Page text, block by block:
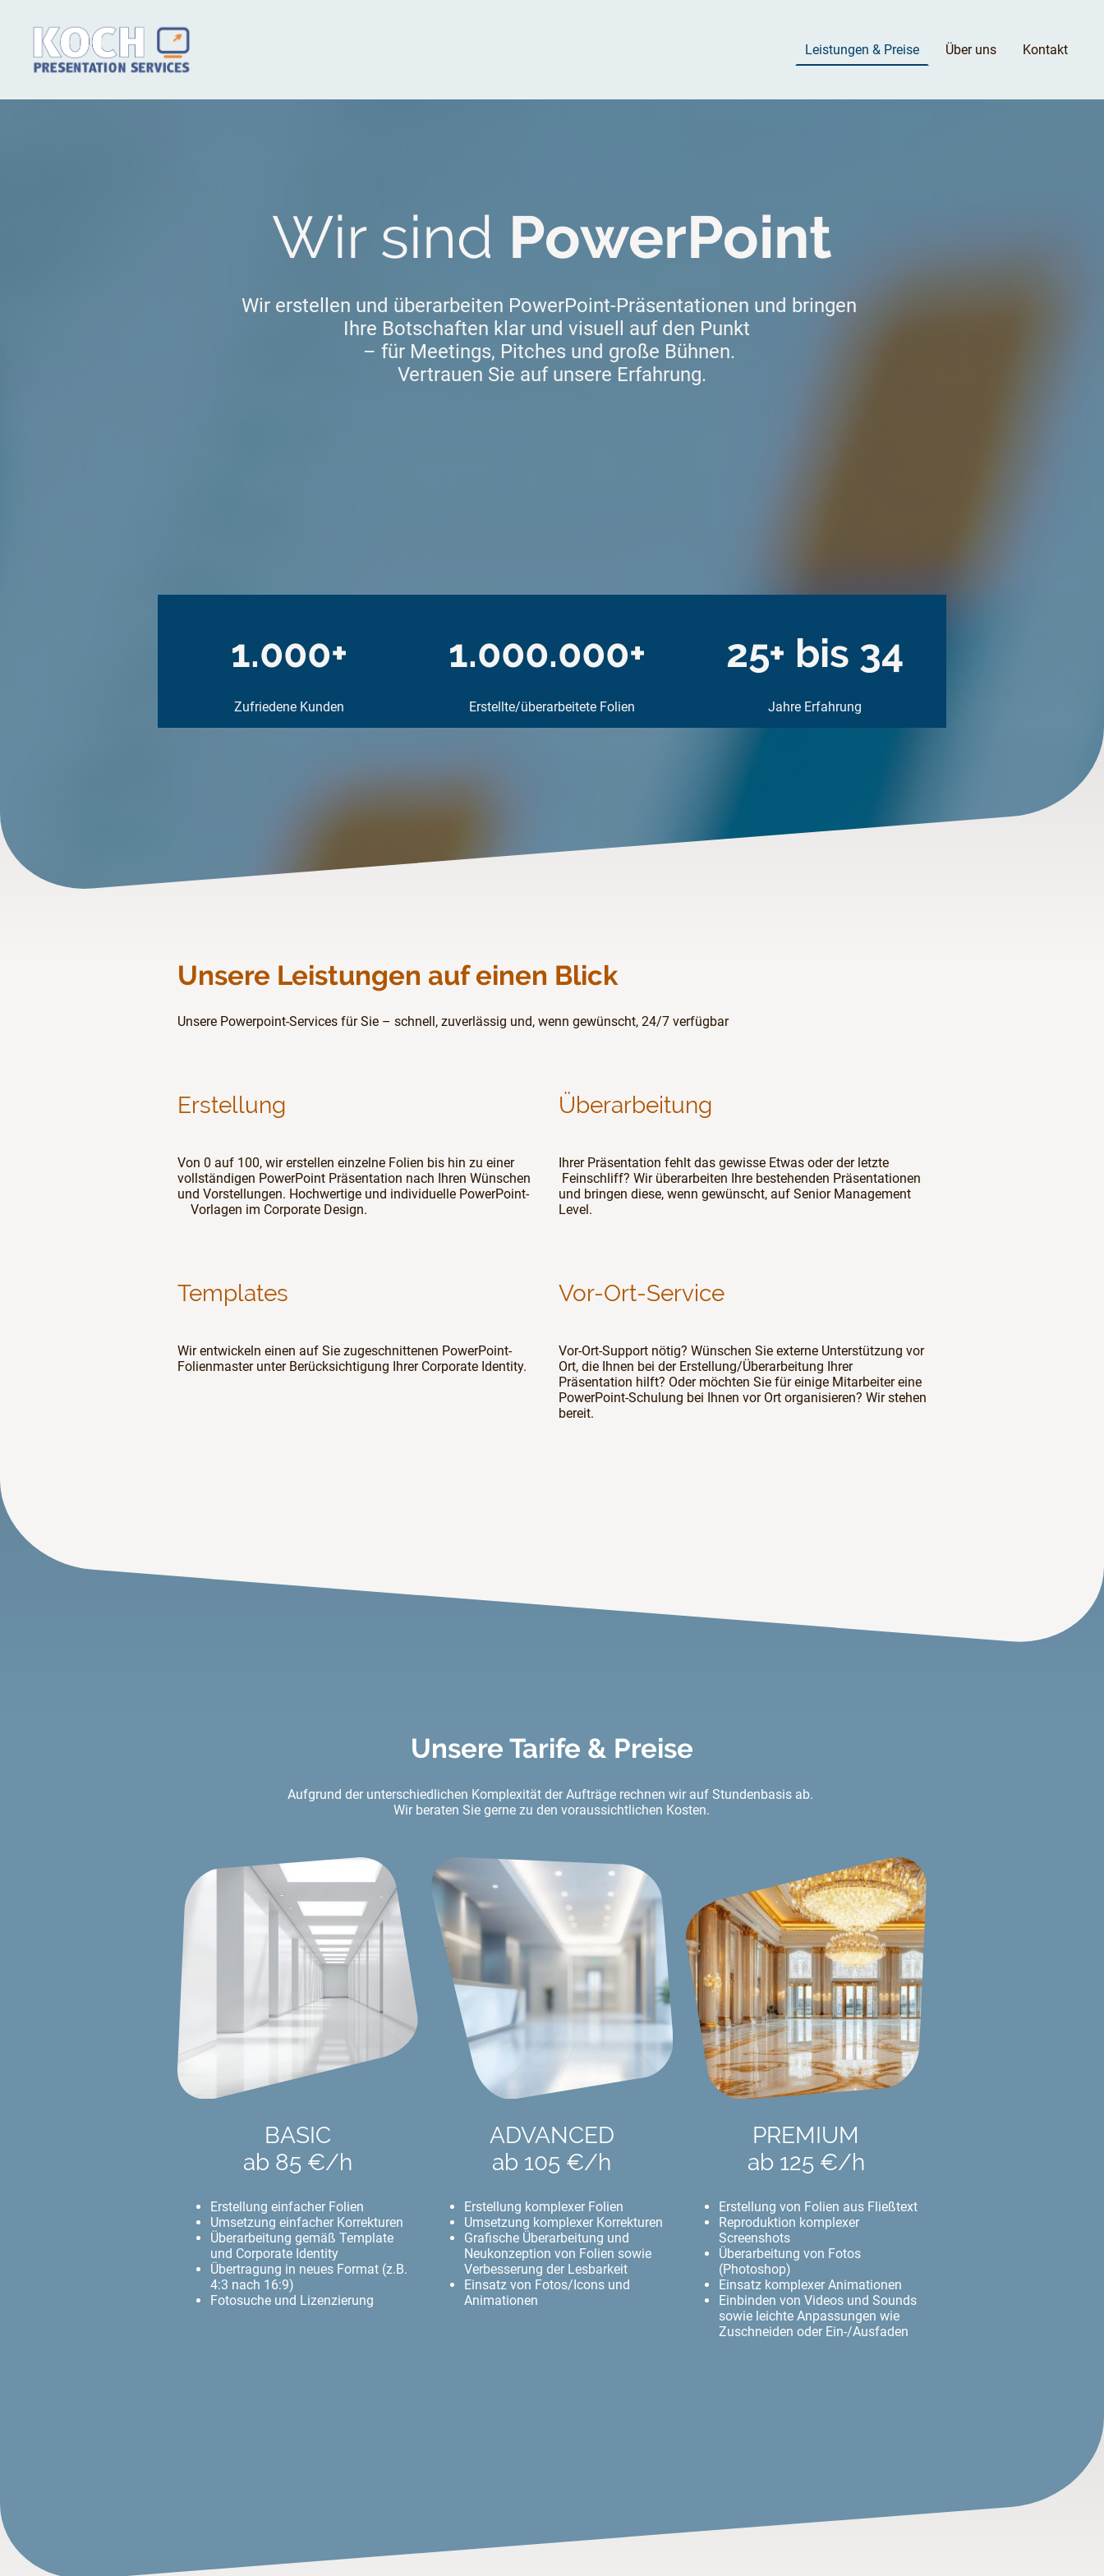
Leistungen & Preise Über uns Kontakt
Wir sind PowerPoint
Wir erstellen und überarbeiten PowerPoint-Präsentationen und bringen
Ihre Botschaften klar und visuell auf den Punkt
– für Meetings, Pitches und große Bühnen.
Vertrauen Sie auf unsere Erfahrung.
1.000+
Zufriedene Kunden
1.000.000+
Erstellte/überarbeitete Folien
25+ bis 34
Jahre Erfahrung
Unsere Leistungen auf einen Blick
Unsere Powerpoint-Services für Sie – schnell, zuverlässig und, wenn gewünscht, 24/7 verfügbar
Erstellung
Von 0 auf 100, wir erstellen einzelne Folien bis hin zu einer
vollständigen PowerPoint Präsentation nach Ihren Wünschen
und Vorstellungen. Hochwertige und individuelle PowerPoint-
Vorlagen im Corporate Design.
Überarbeitung
Ihrer Präsentation fehlt das gewisse Etwas oder der letzte
Feinschliff? Wir überarbeiten Ihre bestehenden Präsentationen
und bringen diese, wenn gewünscht, auf Senior Management
Level.
Templates
Wir entwickeln einen auf Sie zugeschnittenen PowerPoint-
Folienmaster unter Berücksichtigung Ihrer Corporate Identity.
Vor-Ort-Service
Vor-Ort-Support nötig? Wünschen Sie externe Unterstützung vor
Ort, die Ihnen bei der Erstellung/Überarbeitung Ihrer
Präsentation hilft? Oder möchten Sie für einige Mitarbeiter eine
PowerPoint-Schulung bei Ihnen vor Ort organisieren? Wir stehen
bereit.
Unsere Tarife & Preise
Aufgrund der unterschiedlichen Komplexität der Aufträge rechnen wir auf Stundenbasis ab.
Wir beraten Sie gerne zu den voraussichtlichen Kosten.
BASIC
ab 85 €/h
Erstellung einfacher Folien
Umsetzung einfacher Korrekturen
Überarbeitung gemäß Template
und Corporate Identity
Übertragung in neues Format (z.B.
4:3 nach 16:9)
Fotosuche und Lizenzierung
ADVANCED
ab 105 €/h
Erstellung komplexer Folien
Umsetzung komplexer Korrekturen
Grafische Überarbeitung und
Neukonzeption von Folien sowie
Verbesserung der Lesbarkeit
Einsatz von Fotos/Icons und
Animationen
PREMIUM
ab 125 €/h
Erstellung von Folien aus Fließtext
Reproduktion komplexer
Screenshots
Überarbeitung von Fotos
(Photoshop)
Einsatz komplexer Animationen
Einbinden von Videos und Sounds
sowie leichte Anpassungen wie
Zuschneiden oder Ein-/Ausfaden